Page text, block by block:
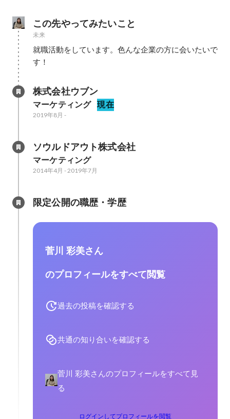
この先やってみたいこと
未来
就職活動をしています。色んな企業の方に会いたいで
す！
株式会社ウブン
マーケティング 現在
2019年8月 -
ソウルドアウト株式会社
マーケティング
2014年4月 -2019年7月
限定公開の職歴・学歴
菅川 彩美さん
のプロフィールをすべて閲覧
過去の投稿を確認する
共通の知り合いを確認する
菅川 彩美さんのプロフィールをすべて見
る
ログインしてプロフィールを閲覧